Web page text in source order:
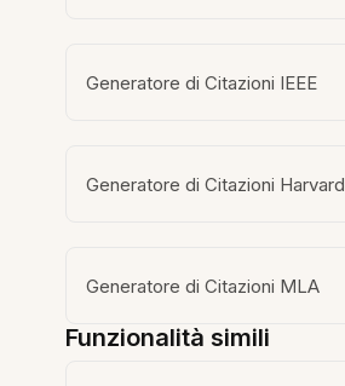
Generatore di Citazioni IEEE
Generatore di Citazioni Harvard
Generatore di Citazioni MLA
Funzionalità simili